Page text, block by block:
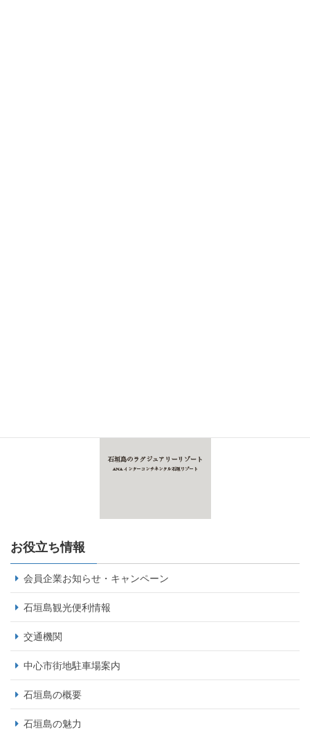
お役立ち情報
会員企業お知らせ・キャンペーン
石垣島観光便利情報
交通機関
中心市街地駐車場案内
石垣島の概要
石垣島の魅力